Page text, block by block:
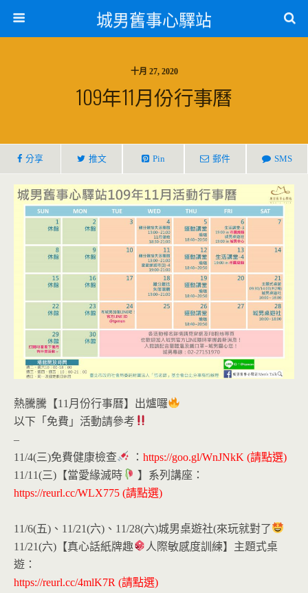
城男舊事心驛站
十月 27, 2020
109年11月份行事曆
分享 推文 Pin 郵件 SMS
熱騰騰【11月份行事曆】出爐囉
以下「免費」活動請參考
–
11/4(三)免費健康檢查
：https://goo.gl/WnJNkK (請點選)
11/11(三)【當愛緣滅時
】系列講座：
https://reurl.cc/WLX775 (請點選)
11/6(五)、11/21(六)、11/28(六)城男桌遊社(來玩就對了
11/21(六)【真心話紙牌趣
人際敏感度訓練】主題式桌
遊：
https://reurl.cc/4mlK7R (請點選)